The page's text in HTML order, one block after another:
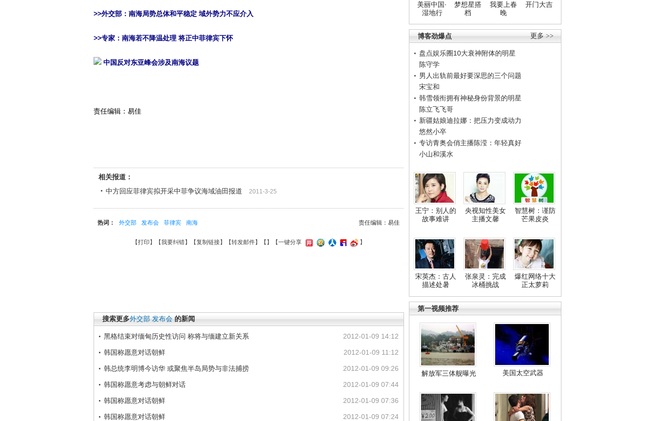
美丽中国·
湿地行
梦想星搭
档
我要上春
晚
开门大吉
更多 >>
博客劲爆点
盘点娱乐圈10大衰神附体的明星
陈守学
男人出轨前最好要深思的三个问题
宋宝和
韩雪领衔拥有神秘身份背景的明星
陈立飞飞哥
新疆姑娘迪拉娜：把压力变成动力
悠然小卒
专访青奥会俏主播陈滢：年轻真好
小山和溪水
王宁：别人的
故事难讲
央视知性美女
主播文馨
智慧树：谨防
芒果皮炎
宋英杰：古人
描述处暑
张泉灵：完成
冰桶挑战
爆红网络十大
正太萝莉
第一视频推荐
解放军三体舰曝光 美国太空武器
>>外交部：南海局势总体和平稳定 域外势力不应介入
>>专家：南海若不降温处理 将正中菲律宾下怀
中国反对东亚峰会涉及南海议题
责任编辑：易佳
相关报道：
中方回应菲律宾拟开采中菲争议海域油田报道
2011-3-25
责任编辑：易佳
热词： 外交部 发布会 菲律宾 南海
【打印 】【我要纠错】【复制链接】【转发邮件】【 】 【一键分享 】
搜索更多外交部 发布会 的新闻
2012-01-09 14:12
黑格结束对缅甸历史性访问 称将与缅建立新关系
2012-01-09 11:12
韩国称愿意对话朝鲜
2012-01-09 09:26
韩总统李明博今访华 或聚焦半岛局势与非法捕捞
2012-01-09 07:44
韩国称愿意考虑与朝鲜对话
2012-01-09 07:36
韩国称愿意对话朝鲜
2012-01-09 07:24
韩国称愿意对话朝鲜